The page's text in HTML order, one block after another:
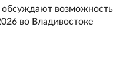
возможность
во Владивостоке